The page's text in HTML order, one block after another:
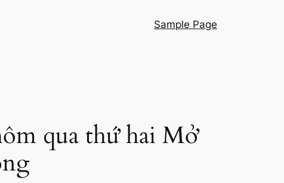
Sample Page
qua thứ hai Mở